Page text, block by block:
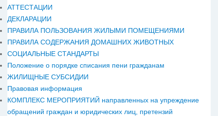
АТТЕСТАЦИИ
ДЕКЛАРАЦИИ
ПРАВИЛА ПОЛЬЗОВАНИЯ ЖИЛЫМИ ПОМЕЩЕНИЯМИ
ПРАВИЛА СОДЕРЖАНИЯ ДОМАШНИХ ЖИВОТНЫХ
СОЦИАЛЬНЫЕ СТАНДАРТЫ
Положение о порядке списания пени гражданам
ЖИЛИЩНЫЕ СУБСИДИИ
Правовая информация
КОМПЛЕКС МЕРОПРИЯТИЙ направленных на упреждение
обращений граждан и юридических лиц, претензий